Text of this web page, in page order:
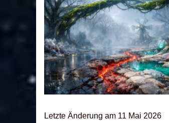
Letz­te Ände­rung am 11 Mai 2026